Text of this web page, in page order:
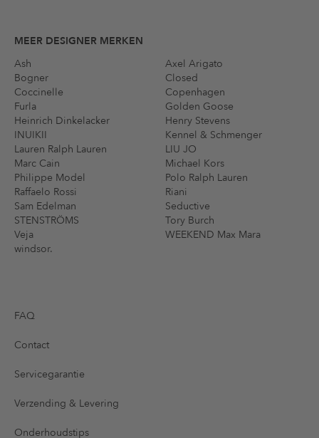
MEER DESIGNER MERKEN
Ash
Axel Arigato
Bogner
Closed
Coccinelle
Copenhagen
Furla
Golden Goose
Heinrich Dinkelacker
Henry Stevens
INUIKII
Kennel & Schmenger
Lauren Ralph Lauren
LIU JO
Marc Cain
Michael Kors
Philippe Model
Polo Ralph Lauren
Raffaelo Rossi
Riani
Sam Edelman
Seductive
STENSTRÖMS
Tory Burch
Veja
WEEKEND Max Mara
windsor.
FAQ
Contact
Servicegarantie
Verzending & Levering
Onderhoudstips